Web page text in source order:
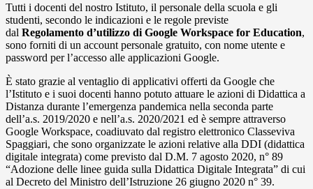
Tutti i docenti del nostro Istituto, il personale della scuola e gli
studenti, secondo le indicazioni e le regole previste
dal Regolamento d’utilizzo di Google Workspace for Education,
sono forniti di un account personale gratuito, con nome utente e
password per l’accesso alle applicazioni Google.
È stato grazie al ventaglio di applicativi offerti da Google che
l’Istituto e i suoi docenti hanno potuto attuare le azioni di Didattica a
Distanza durante l’emergenza pandemica nella seconda parte
dell’a.s. 2019/2020 e nell’a.s. 2020/2021 ed è sempre attraverso
Google Workspace, coadiuvato dal registro elettronico Classeviva
Spaggiari, che sono organizzate le azioni relative alla DDI (didattica
digitale integrata) come previsto dal D.M. 7 agosto 2020, n° 89
“Adozione delle linee guida sulla Didattica Digitale Integrata” di cui
al Decreto del Ministro dell’Istruzione 26 giugno 2020 n° 39.